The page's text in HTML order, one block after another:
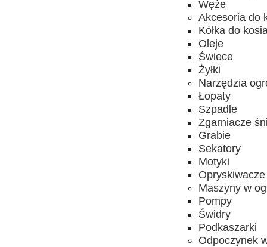
Węże
Akcesoria do
Kółka do
Oleje
Świece
Żyłki
Narzędzia
Łopaty
Szpadle
Zgarniacze
Grabie
Sekatory
Motyki
Opryskiwacze
Maszyny w
Pompy
Świdry
Podkaszarki
Odpoczynek